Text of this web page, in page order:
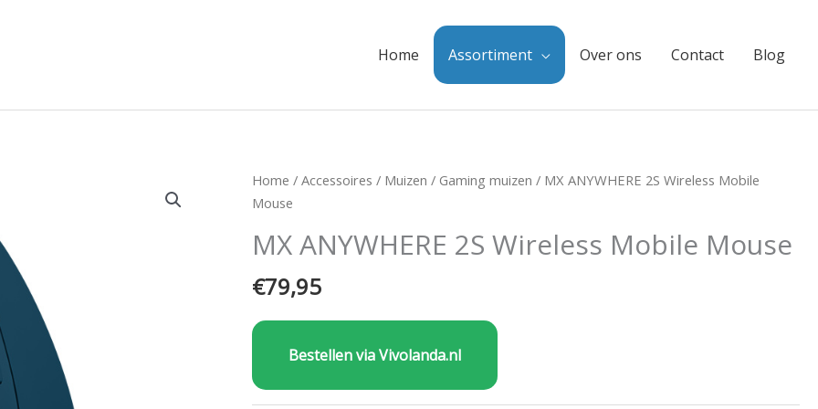
Home Assortiment Over ons Contact Blog
Home /Accessoires / Muizen / Gaming muizen / MX ANYWHERE 2S Wireless Mobile
Mouse
MX ANYWHERE 2S Wireless Mobile Mouse
€79,95
Bestellen via Vivolanda.nl